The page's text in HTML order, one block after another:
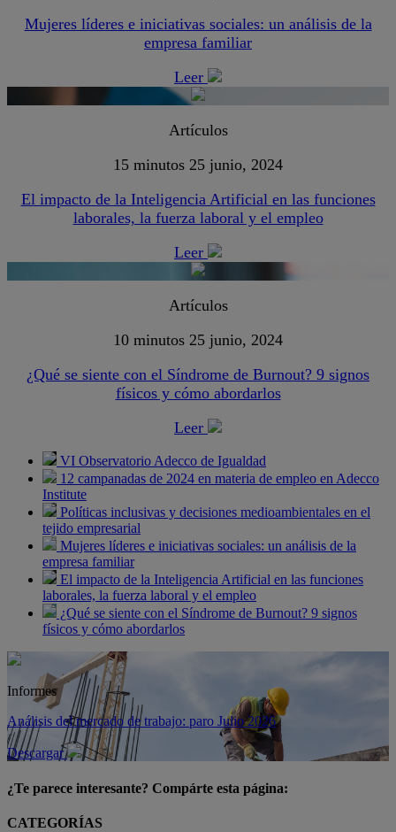
Mujeres líderes e iniciativas sociales: un análisis de la
empresa familiar
Leer
Artículos
15 minutos 25 junio, 2024
El impacto de la Inteligencia Artificial en las funciones
laborales, la fuerza laboral y el empleo
Leer
Artículos
10 minutos 25 junio, 2024
¿Qué se siente con el Síndrome de Burnout? 9 signos
físicos y cómo abordarlos
Leer
VI Observatorio Adecco de Igualdad
12 campanadas de 2024 en materia de empleo en Adecco
Institute
Políticas inclusivas y decisiones medioambientales en el
tejido empresarial
Mujeres líderes e iniciativas sociales: un análisis de la
empresa familiar
El impacto de la Inteligencia Artificial en las funciones
laborales, la fuerza laboral y el empleo
¿Qué se siente con el Síndrome de Burnout? 9 signos
físicos y cómo abordarlos
Informes
Análisis del mercado de trabajo: paro Julio 2026
Descargar
¿Te parece interesante? Compárte esta página:
CATEGORÍAS